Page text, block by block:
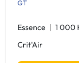
GT
Essence 1 000
Crit'Air